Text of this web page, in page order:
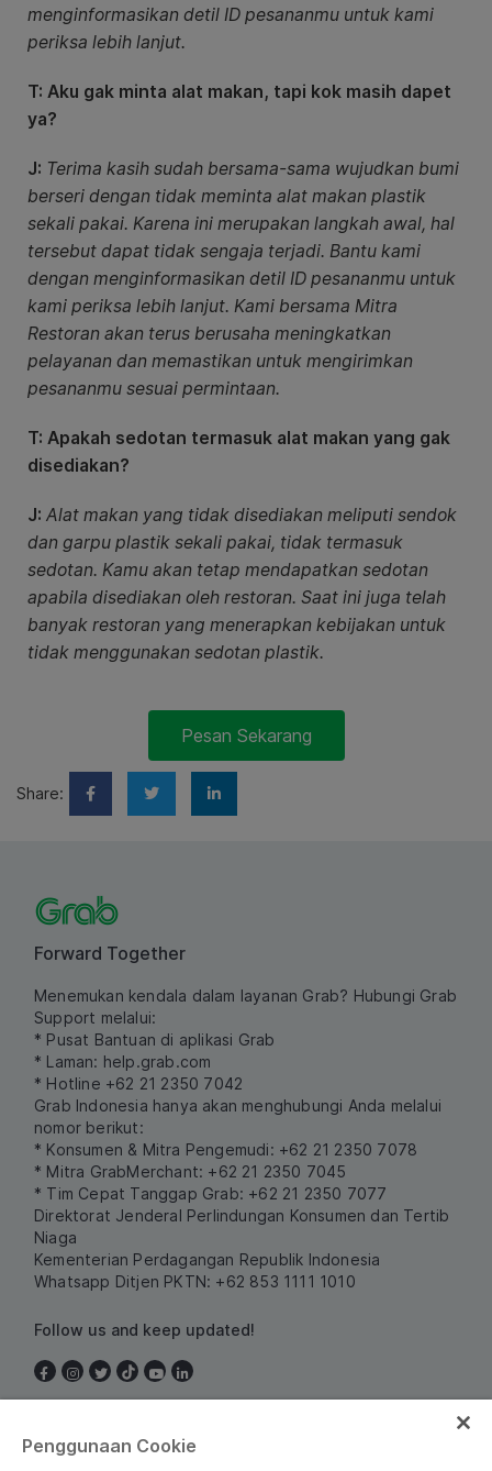
menginformasikan detil ID pesananmu untuk kami
periksa lebih lanjut.
T: Aku gak minta alat makan, tapi kok masih dapet
ya?
J: Terima kasih sudah bersama-sama wujudkan bumi
berseri dengan tidak meminta alat makan plastik
sekali pakai. Karena ini merupakan langkah awal, hal
tersebut dapat tidak sengaja terjadi. Bantu kami
dengan menginformasikan detil ID pesananmu untuk
kami periksa lebih lanjut. Kami bersama Mitra
Restoran akan terus berusaha meningkatkan
pelayanan dan memastikan untuk mengirimkan
pesananmu sesuai permintaan.
T: Apakah sedotan termasuk alat makan yang gak
disediakan?
J: Alat makan yang tidak disediakan meliputi sendok
dan garpu plastik sekali pakai, tidak termasuk
sedotan. Kamu akan tetap mendapatkan sedotan
apabila disediakan oleh restoran. Saat ini juga telah
banyak restoran yang menerapkan kebijakan untuk
tidak menggunakan sedotan plastik.
Pesan Sekarang
Share:
Forward Together
Menemukan kendala dalam layanan Grab? Hubungi Grab
Support melalui:
* Pusat Bantuan di aplikasi Grab
* Laman: help.grab.com
* Hotline +62 21 2350 7042
Grab Indonesia hanya akan menghubungi Anda melalui
nomor berikut:
* Konsumen & Mitra Pengemudi: +62 21 2350 7078
* Mitra GrabMerchant: +62 21 2350 7045
* Tim Cepat Tanggap Grab: +62 21 2350 7077
Direktorat Jenderal Perlindungan Konsumen dan Tertib
Niaga
Kementerian Perdagangan Republik Indonesia
Whatsapp Ditjen PKTN: +62 853 1111 1010
Follow us and keep updated!
Penggunaan Cookie